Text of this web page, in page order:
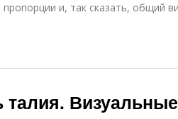
и, так сказать, общий
Визуальные